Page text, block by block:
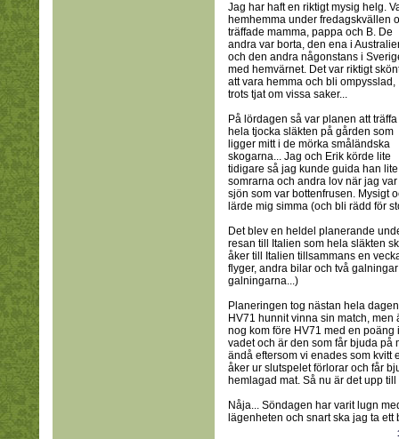
Jag har haft en riktigt mysig helg.
hemhemma under fredagskvällen
träffade mamma, pappa och B. De
andra var borta, den ena i
och den andra någonstans i
med hemvärnet. Det var riktigt
att vara hemma och bli ompysslad,
trots tjat om vissa saker...
På lördagen så var planen att träffa
hela tjocka släkten på gården som
ligger mitt i de mörka småländska
skogarna... Jag och Erik körde lite
tidigare så jag kunde guida han
somrarna och andra lov när jag
sjön som var bottenfrusen. Mysigt
lärde mig simma (och bli rädd för
Det blev en heldel planerande
resan till Italien som hela släkten
åker till Italien tillsammans en
flyger, andra bilar och två
galningarna...)
Planeringen tog nästan hela
HV71 hunnit vinna sin match,
nog kom före HV71 med en
vadet och är den som får bjuda på
ändå eftersom vi enades som kvitt
åker ur slutspelet förlorar och får
hemlagad mat. Så nu är det upp
Nåja... Söndagen har varit lugn
lägenheten och snart ska jag ta